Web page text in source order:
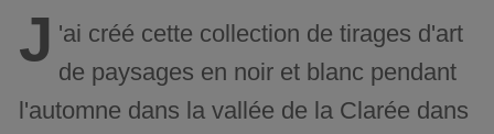
J 'ai créé cette collection de tirages d'art
de paysages en noir et blanc pendant
l'automne dans la vallée de la Clarée dans